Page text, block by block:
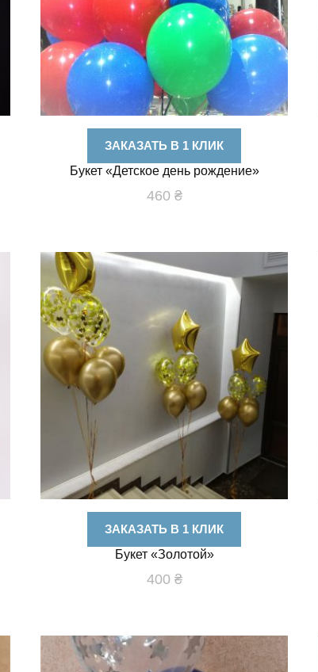
ЗАКАЗАТЬ В 1 КЛИК
Букет «Детское день рождение»
460 ₴
ЗАКАЗАТЬ В 1 КЛИК
Букет «Золотой»
400 ₴